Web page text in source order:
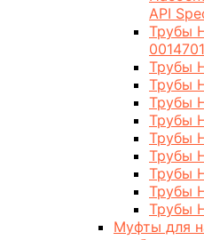
API
Трубы
Трубы
Трубы
Трубы
Трубы
Трубы
Трубы
Трубы
Трубы
Трубы
Муфты для